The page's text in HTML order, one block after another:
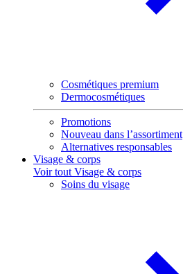
Cosmétiques premium
Dermocosmétiques
Promotions
Nouveau dans l’assortiment
Alternatives responsables
Visage & corps
Voir tout Visage & corps
Soins du visage